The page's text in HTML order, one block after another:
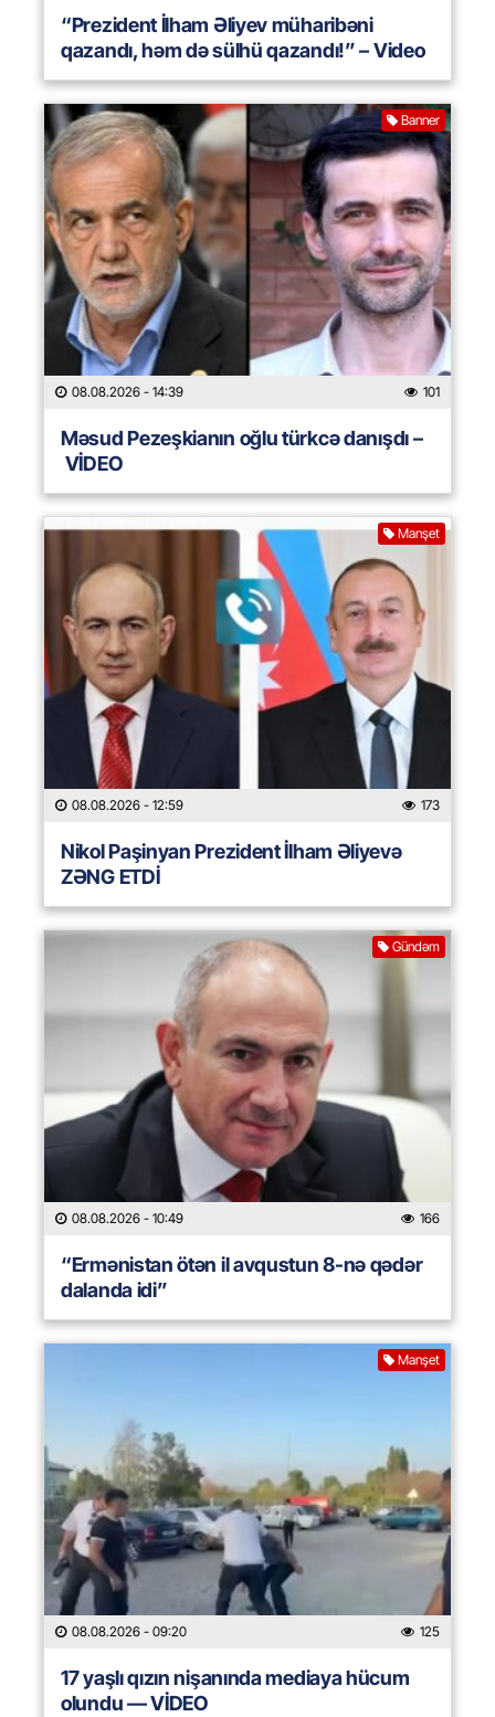
“Prezident İlham Əliyev müharibəni
qazandı, həm də sülhü qazandı!” – Video
Banner
08.08.2026 - 14:39 101
Məsud Pezeşkianın oğlu türkcə danışdı –
VİDEO
Manşet
08.08.2026 - 12:59 173
Nikol Paşinyan Prezident İlham Əliyevə
ZƏNG ETDİ
Gündəm
08.08.2026 - 10:49 166
“Ermənistan ötən il avqustun 8-nə qədər
dalanda idi”
Manşet
08.08.2026 - 09:20 125
17 yaşlı qızın nişanında mediaya hücum
olundu — VİDEO